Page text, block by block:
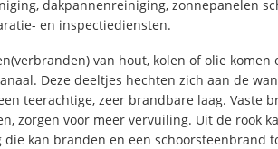
dakpannenreiniging, zonnepanelen
en inspectiediensten.
van hout, kolen of olie komen
Deze deeltjes hechten zich aan de
teerachtige, zeer brandbare laag. Vaste
zorgen voor meer vervuiling. Uit de rook
die kan branden en een schoorsteenbrand